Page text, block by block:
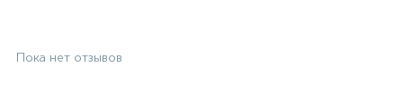
Пока нет отзывов